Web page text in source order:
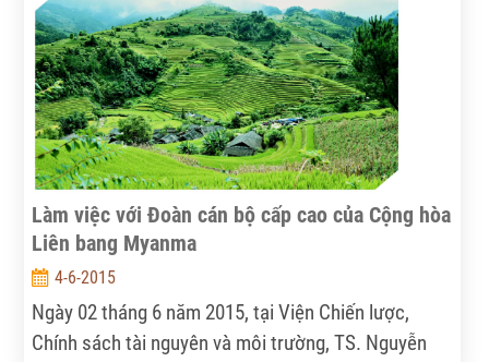
nguyên và Môi trường, Cộng hòa dân chủ nhân dân
Lào do bà Souvany Phonevilay, Phó Vụ trưởng Vụ
Cải thiện chất lượng môi trường, làm trưởng đoàn.
Làm việc với Đoàn cán bộ cấp cao của Cộng hòa
Liên bang Myanma
4-6-2015
Ngày 02 tháng 6 năm 2015, tại Viện Chiến lược,
Chính sách tài nguyên và môi trường, TS. Nguyễn